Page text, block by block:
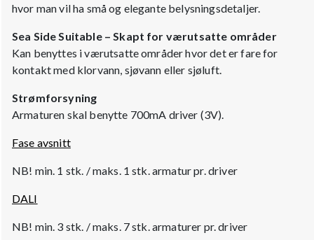
hvor man vil ha små og elegante belysningsdetaljer.
Sea Side Suitable – Skapt for værutsatte områder
Kan benyttes i værutsatte områder hvor det er fare for
kontakt med klorvann, sjøvann eller sjøluft.
Strømforsyning
Armaturen skal benytte 700mA driver (3V).
Fase avsnitt
NB! min. 1 stk. / maks. 1 stk. armatur pr. driver
DALI
NB! min. 3 stk. / maks. 7 stk. armaturer pr. driver